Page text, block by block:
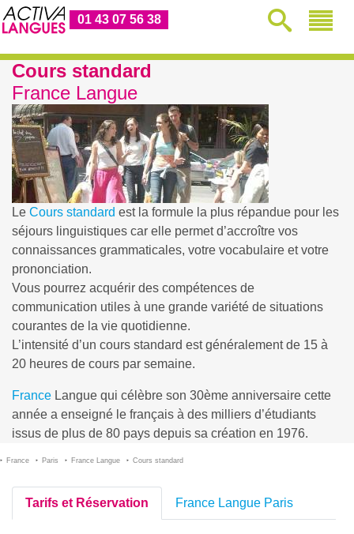
01 43 07 56 38
Cours standard
France Langue
Le Cours standard est la formule la plus répandue pour les
séjours linguistiques car elle permet d’accroître vos
connaissances grammaticales, votre vocabulaire et votre
prononciation.
Vous pourrez acquérir des compétences de
communication utiles à une grande variété de situations
courantes de la vie quotidienne.
L’intensité d’un cours standard est généralement de 15 à
20 heures de cours par semaine.
France Langue qui célèbre son 30ème anniversaire cette
année a enseigné le français à des milliers d’étudiants
issus de plus de 80 pays depuis sa création en 1976.
France Paris France Langue Cours standard
Tarifs et Réservation France Langue Paris